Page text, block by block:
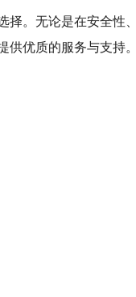
择。无论是在安全性
优质的服务与支持。